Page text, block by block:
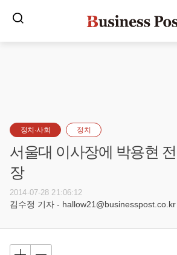
정치·사회 정치
서울대 이사장에 박용현
장
2014-07-28 21:06:12
김수정 기자 - hallow21@businesspost.co.kr